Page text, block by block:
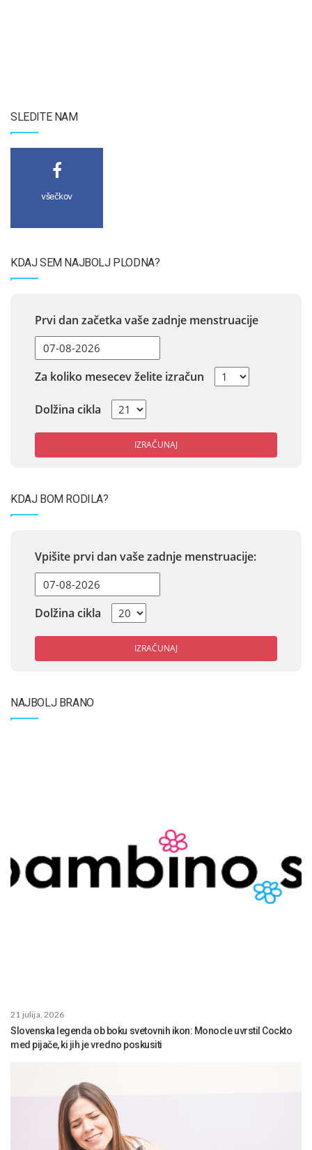
SLEDITE NAM
všečkov
KDAJ SEM NAJBOLJ PLODNA?
Prvi dan začetka vaše zadnje menstruacije
Za koliko mesecev želite izračun
Dolžina cikla
IZRAČUNAJ
KDAJ BOM RODILA?
Vpišite prvi dan vaše zadnje menstruacije:
Dolžina cikla
IZRAČUNAJ
NAJBOLJ BRANO
21 julija, 2026
Slovenska legenda ob boku svetovnih ikon: Monocle uvrstil Cockto
med pijače, ki jih je vredno poskusiti